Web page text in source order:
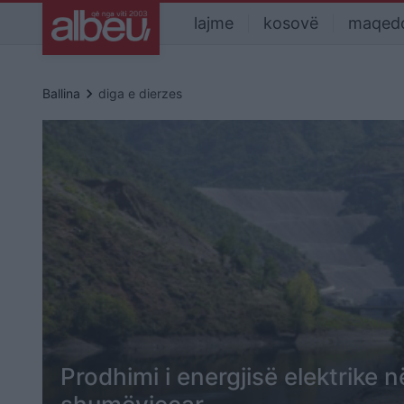
lajme kosovë
Ballina keyboard_arrow_right diga e dierzes
Prodhimi i energjisë elektrike